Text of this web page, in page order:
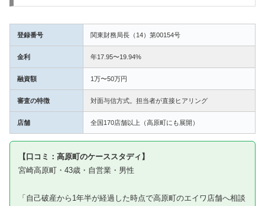
登録番号 関東財務局長（14）第00154号
金利 年17.95〜19.94%
融資額 1万〜50万円
審査の特徴 対面与信方式。担当者が直接ヒアリング
店舗 全国170店舗以上（高原町にも展開）
【口コミ：高原町のケーススタディ】
宮崎高原町・43歳・自営業・男性
「自己破産から1年半が経過した時点で高原町のエイワ店舗へ相談